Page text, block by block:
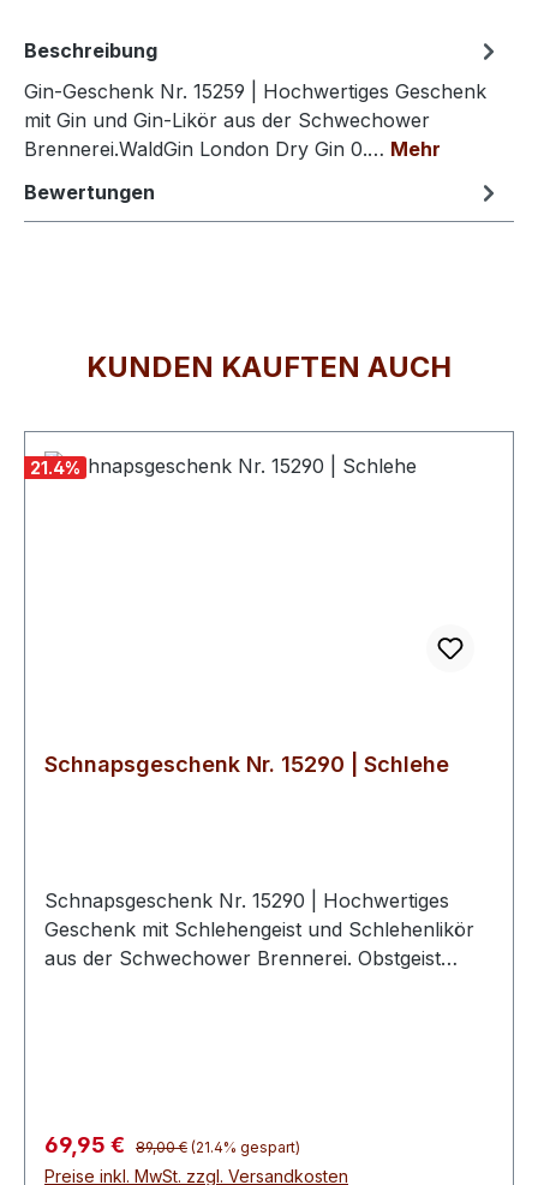
Beschreibung
Gin-Geschenk Nr. 15259 | Hochwertiges Geschenk
mit Gin und Gin-Likör aus der Schwechower
Brennerei.WaldGin London Dry Gin 0.… Mehr
Bewertungen
KUNDEN KAUFTEN AUCH
21.4%
Schnapsgeschenk Nr. 15290 | Schlehe
Schnapsgeschenk Nr. 15290 | Hochwertiges
Geschenk mit Schlehengeist und Schlehenlikör
aus der Schwechower Brennerei. Obstgeist
BrennereiführungSchnapsgeschenke der
Schwechower ObstbrennereiDie
Verkaufspreis:
69,95 € Regulärer Preis:
89,00 € (21.4% gespart)
Preise inkl. MwSt. zzgl. Versandkosten